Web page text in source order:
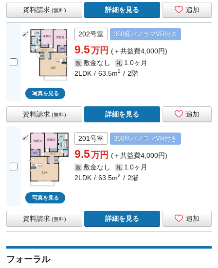
追加
資料請求 (無料) 詳細を見る
写真を見る
202号室 360度パノラマVR付き
9.5万円(＋共益費4,000円)
敷 敷金なし 礼 1.0ヶ月
2LDK
63.5m2 2階
追加
資料請求 (無料) 詳細を見る
写真を見る
201号室 360度パノラマVR付き
9.5万円(＋共益費4,000円)
敷 敷金なし 礼 1.0ヶ月
2LDK
63.5m2 2階
追加
資料請求 (無料) 詳細を見る
フォーラル